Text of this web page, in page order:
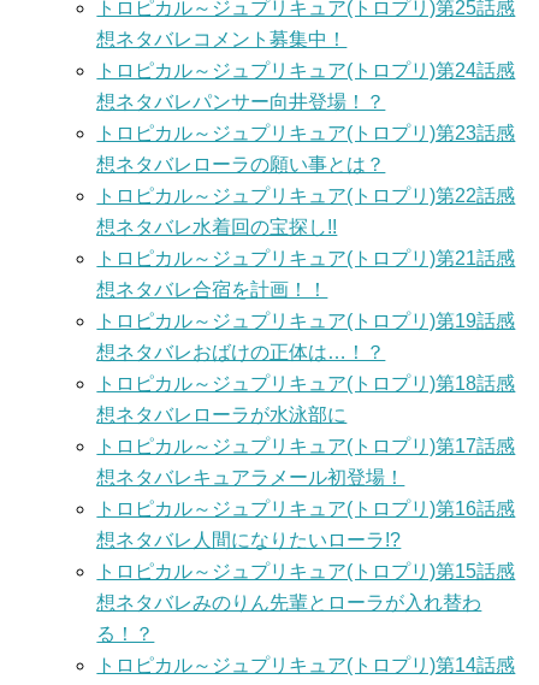
トロピカル～ジュプリキュア(トロプリ)第25話感
想ネタバレコメント募集中！
トロピカル～ジュプリキュア(トロプリ)第24話感
想ネタバレパンサー向井登場！？
トロピカル～ジュプリキュア(トロプリ)第23話感
想ネタバレローラの願い事とは？
トロピカル～ジュプリキュア(トロプリ)第22話感
想ネタバレ水着回の宝探し!!
トロピカル～ジュプリキュア(トロプリ)第21話感
想ネタバレ合宿を計画！！
トロピカル～ジュプリキュア(トロプリ)第19話感
想ネタバレおばけの正体は…！？
トロピカル～ジュプリキュア(トロプリ)第18話感
想ネタバレローラが水泳部に
トロピカル～ジュプリキュア(トロプリ)第17話感
想ネタバレキュアラメール初登場！
トロピカル～ジュプリキュア(トロプリ)第16話感
想ネタバレ人間になりたいローラ!?
トロピカル～ジュプリキュア(トロプリ)第15話感
想ネタバレみのりん先輩とローラが入れ替わ
る！？
トロピカル～ジュプリキュア(トロプリ)第14話感